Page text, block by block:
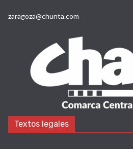
zaragoza@chunta.com
Textos legales